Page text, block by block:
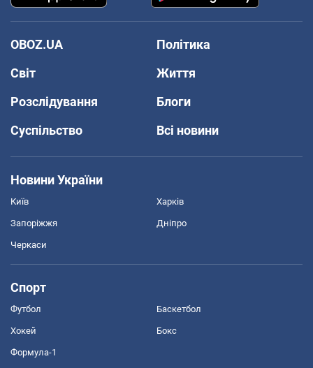
OBOZ.UA
Політика
Світ
Життя
Розслідування
Блоги
Суспільство
Всі новини
Новини України
Київ Харків
Запоріжжя Дніпро
Черкаси
Спорт
Футбол Баскетбол
Хокей Бокс
Формула-1